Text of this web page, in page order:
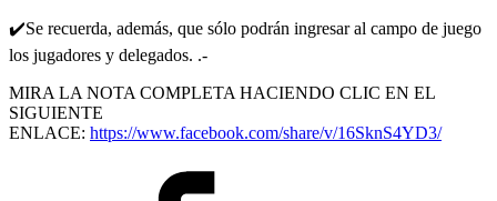
✔️Se recuerda, además, que sólo podrán ingresar al campo de juego
los jugadores y delegados. .-
MIRA LA NOTA COMPLETA HACIENDO CLIC EN EL
SIGUIENTE
ENLACE: https://www.facebook.com/share/v/16SknS4YD3/